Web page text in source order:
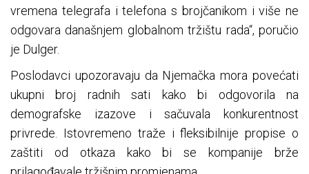
vremena telegrafa i telefona s brojčanikom i više ne
odgovara današnjem globalnom tržištu rada“, poručio
je Dulger.
Poslodavci upozoravaju da Njemačka mora povećati
ukupni broj radnih sati kako bi odgovorila na
demografske izazove i sačuvala konkurentnost
privrede. Istovremeno traže i fleksibilnije propise o
zaštiti od otkaza kako bi se kompanije brže